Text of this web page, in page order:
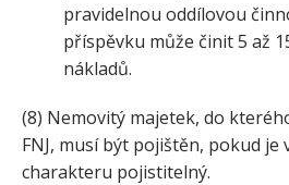
pravidelnou oddílovou
příspěvku může činit 5 až
nákladů.
(8) Nemovitý majetek, do
FNJ, musí být pojištěn, pokud je
charakteru pojistitelný.